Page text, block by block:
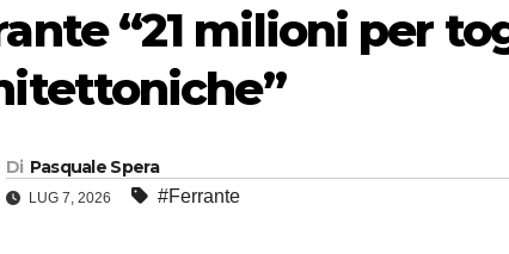
“21 milioni per
Di Pasquale Spera
LUG 7, 2026 #Ferrante